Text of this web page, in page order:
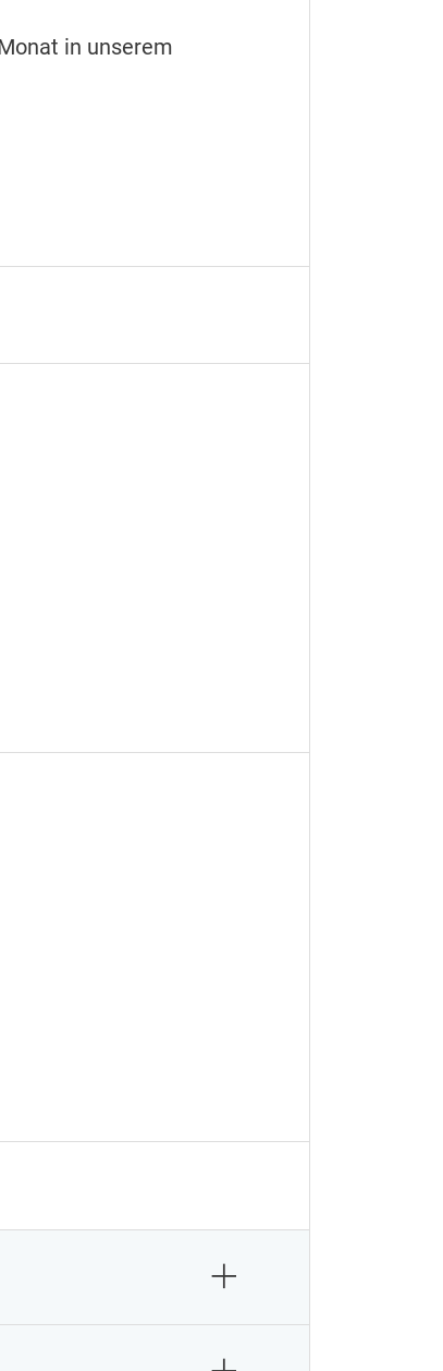
in unserem